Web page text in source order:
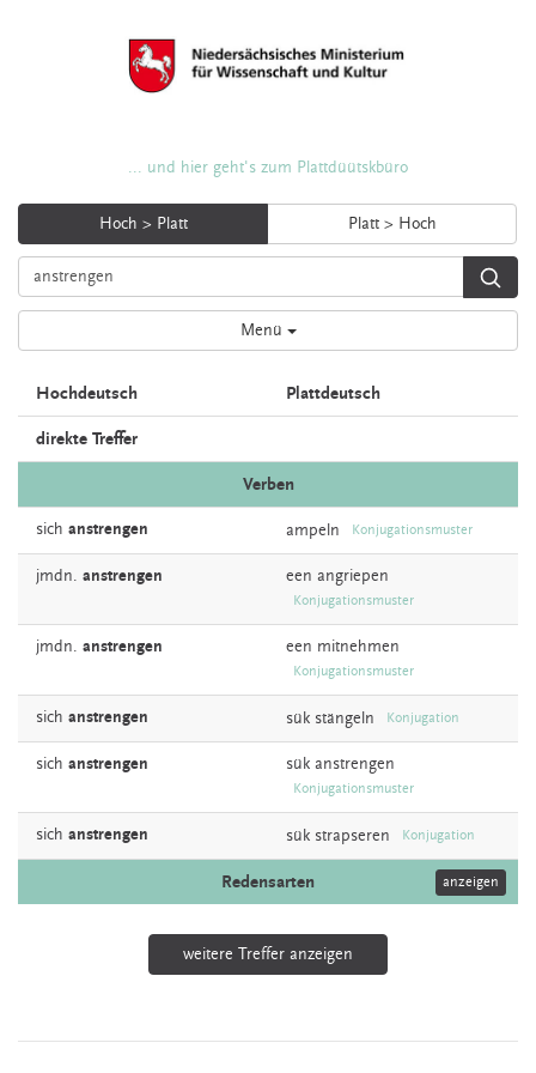
... und hier geht's zum Plattdüütskbüro
Hoch > Platt Platt > Hoch
Menü
Hochdeutsch Plattdeutsch
direkte Treffer
Verben
sich anstrengen ampeln Konjugationsmuster
jmdn. anstrengen een angriepen
Konjugationsmuster
jmdn. anstrengen een mitnehmen
Konjugationsmuster
sich anstrengen sük stängeln Konjugation
sich anstrengen sük anstrengen
Konjugationsmuster
sich anstrengen sük strapseren Konjugation
Redensarten anzeigen
weitere Treffer anzeigen